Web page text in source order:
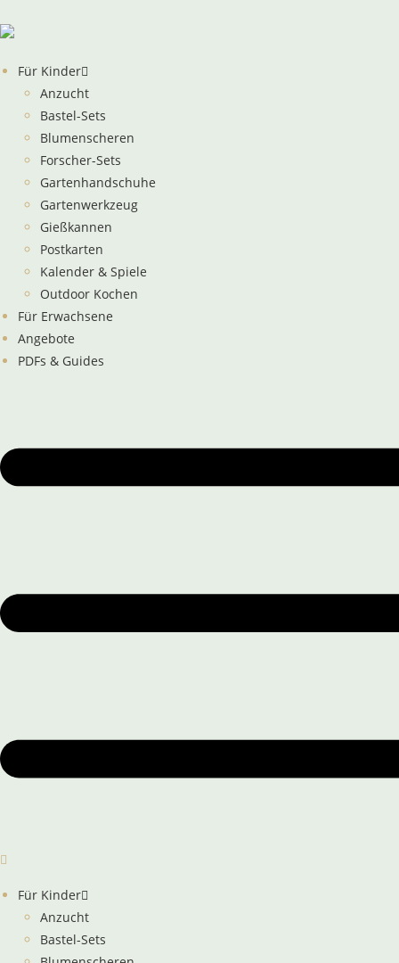
springen
Für Kinder
Anzucht
Bastel-Sets
Blumenscheren
Forscher-Sets
Gartenhandschuhe
Gartenwerkzeug
Gießkannen
Postkarten
Kalender & Spiele
Outdoor Kochen
Für Erwachsene
Angebote
PDFs & Guides
Für Kinder
Anzucht
Bastel-Sets